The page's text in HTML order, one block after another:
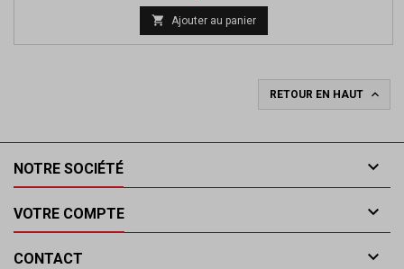
 Ajouter au panier
RETOUR EN HAUT 
NOTRE SOCIÉTÉ 
VOTRE COMPTE 
CONTACT 